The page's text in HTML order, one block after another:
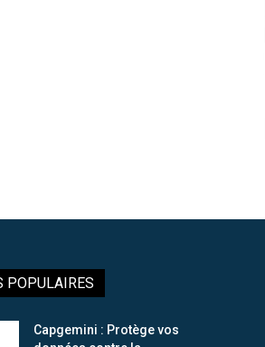
POPULAIRES
Capgemini : Protège vos